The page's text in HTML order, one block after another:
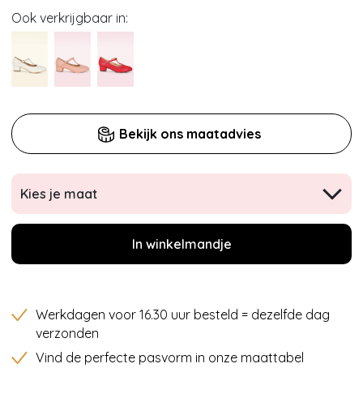
Ook verkrijgbaar in:
Bekijk ons maatadvies
Kies je maat
In winkelmandje
Werkdagen voor 16.30 uur besteld = dezelfde dag
verzonden
Vind de perfecte pasvorm in onze maattabel